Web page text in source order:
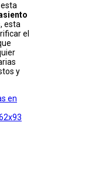
, esta
el
y